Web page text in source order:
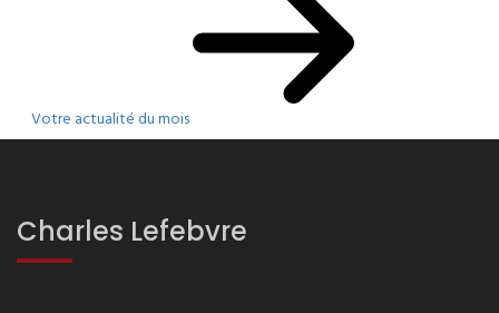
Votre actualité du mois
Charles Lefebvre